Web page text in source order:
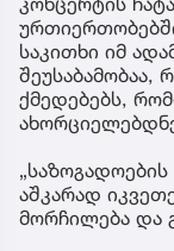
საკითხი იმ
შეუსაბამობაა,
ქმედებებს,
აშკარად
მორჩილება და